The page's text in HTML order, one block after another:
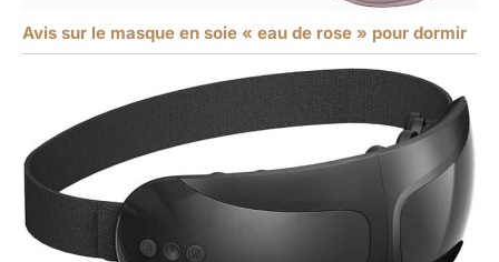
Avis sur le masque en soie « eau de rose » pour dormir